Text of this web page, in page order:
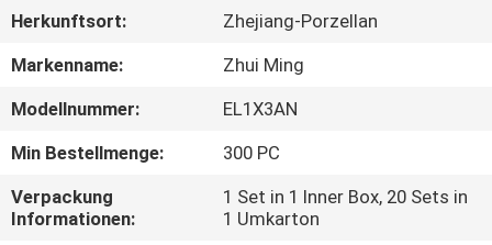
UNS
AUSFLUG
QUALITÄTSKONTROLLE
Herkunftsort:
Zhejiang-Porzellan
Markenname:
Zhui Ming
Modellnummer:
EL1X3AN
Min Bestellmenge:
300 PC
Verpackung
Informationen:
1 Set in 1 Inner Box, 20 Sets in
1 Umkarton